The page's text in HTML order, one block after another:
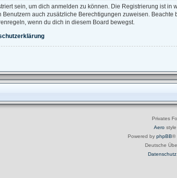
sein, um dich anmelden zu können. Die Registrierung ist
auch zusätzliche Berechtigungen zuweisen.
wenn du dich in diesem Board bewegst.
Privates
Aero
Powered by phpBB®
Deutsche
Datenschutz